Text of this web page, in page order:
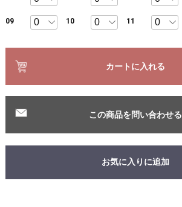
09 10 11
カートに入れる
この商品を問い合わせる
お気に入りに追加